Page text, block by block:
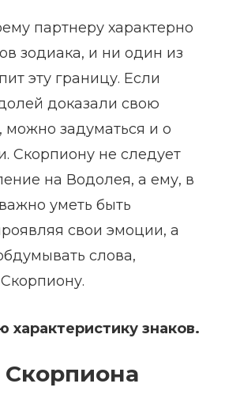
партнеру характерно
зодиака, и ни один из
эту границу. Если
доказали свою
можно задуматься и о
Скорпиону не следует
на Водолея, а ему, в
уметь быть
свои эмоции, а
слова,
характеристику знаков.
Скорпиона